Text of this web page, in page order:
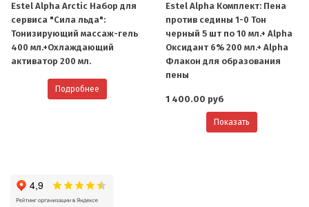
Estel Alpha Arctic Набор для
сервиса "Сила льда":
Тонизирующий массаж-гель
400 мл.+Охлаждающий
активатор 200 мл.
Подробнее
Estel Alpha Комплект: Пена
против седины 1-0 Тон
черный 5 шт по 10 мл.+ Alpha
Оксидант 6% 200 мл.+ Alpha
Флакон для образования
пены
1 400.00 руб
Показать